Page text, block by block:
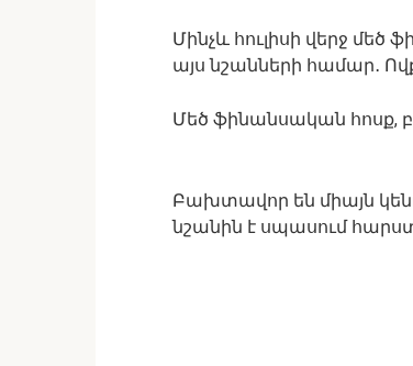
Մինչև հուլիսի վերջ
այս նշանների համար․
Մեծ ֆինանսական հոսք,
Բախտավոր են միայն
նշանին է սպասում